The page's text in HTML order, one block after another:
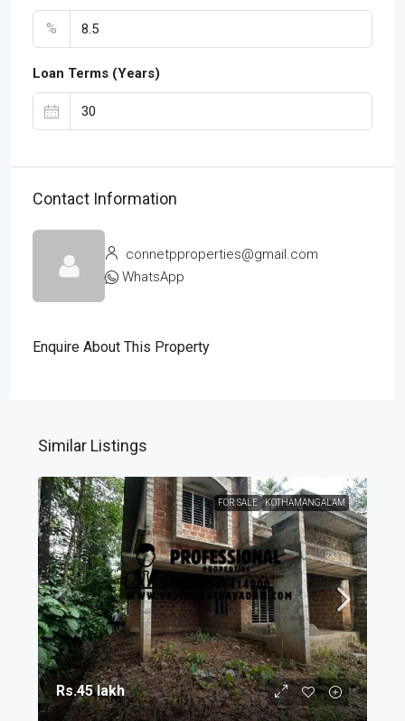
%
Loan Terms (Years)
Contact Information
connetpproperties@gmail.com
WhatsApp
Enquire About This Property
Similar Listings
FOR SALE KOTHAMANGALAM
Rs.45 lakh